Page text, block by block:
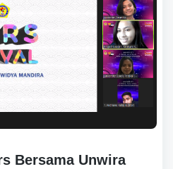
Bersama Unwira